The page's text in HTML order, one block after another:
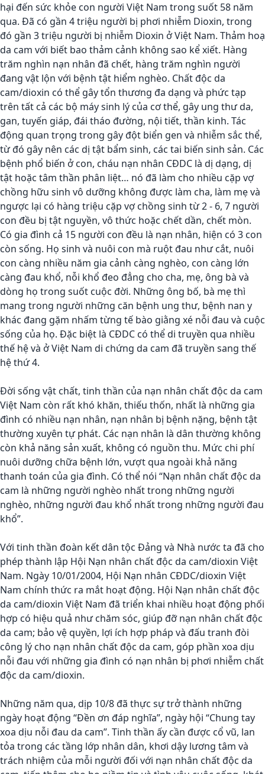
hại đến sức khỏe con người Việt Nam trong suốt 58 năm
qua. Đã có gần 4 triệu người bị phơi nhiễm Dioxin, trong
đó gần 3 triệu người bị nhiễm Dioxin ở Việt Nam. Thảm hoạ
da cam với biết bao thảm cảnh không sao kể xiết. Hàng
trăm nghìn nạn nhân đã chết, hàng trăm nghìn người
đang vật lộn với bệnh tật hiểm nghèo. Chất độc da
cam/dioxin có thể gây tổn thương đa dạng và phức tạp
trên tất cả các bộ máy sinh lý của cơ thể, gây ung thư da,
gan, tuyến giáp, đái tháo đường, nội tiết, thần kinh. Tác
động quan trọng trong gây đột biển gen và nhiễm sắc thể,
từ đó gây nên các dị tật bẩm sinh, các tai biến sinh sản. Các
bệnh phổ biến ở con, cháu nạn nhân CĐDC là dị dạng, dị
tật hoặc tâm thần phân liệt… nó đã làm cho nhiều cặp vợ
chồng hữu sinh vô dưỡng không được làm cha, làm mẹ và
ngược lại có hàng triệu cặp vợ chồng sinh từ 2 - 6, 7 người
con đều bị tật nguyền, vô thức hoặc chết dần, chết mòn.
Có gia đình cả 15 người con đều là nạn nhân, hiện có 3 con
còn sống. Họ sinh và nuôi con mà ruột đau như cắt, nuôi
con càng nhiều năm gia cảnh càng nghèo, con càng lớn
càng đau khổ, nỗi khổ đeo đẳng cho cha, mẹ, ông bà và
dòng họ trong suốt cuộc đời. Những ông bố, bà mẹ thì
mang trong người những căn bệnh ung thư, bệnh nan y
khác đang gặm nhấm từng tế bào giằng xé nỗi đau và cuộc
sống của họ. Đặc biệt là CĐDC có thể di truyền qua nhiều
thế hệ và ở Việt Nam di chứng da cam đã truyền sang thế
hệ thứ 4.
Đời sống vật chất, tinh thần của nạn nhân chất độc da cam
Việt Nam còn rất khó khăn, thiếu thốn, nhất là những gia
đình có nhiều nạn nhân, nạn nhân bị bệnh nặng, bệnh tật
thường xuyên tự phát. Các nạn nhân là dân thường không
còn khả năng sản xuất, không có nguồn thu. Mức chi phí
nuôi dưỡng chữa bệnh lớn, vượt qua ngoài khả năng
thanh toán của gia đình. Có thể nói “Nạn nhân chất độc da
cam là những người nghèo nhất trong những người
nghèo, những người đau khổ nhất trong những người đau
khổ”.
Với tinh thần đoàn kết dân tộc Đảng và Nhà nước ta đã cho
phép thành lập Hội Nạn nhân chất độc da cam/dioxin Việt
Nam. Ngày 10/01/2004, Hội Nạn nhân CĐDC/dioxin Việt
Nam chính thức ra mắt hoạt động. Hội Nạn nhân chất độc
da cam/dioxin Việt Nam đã triển khai nhiều hoạt động phối
hợp có hiệu quả như chăm sóc, giúp đỡ nạn nhân chất độc
da cam; bảo vệ quyền, lợi ích hợp pháp và đấu tranh đòi
công lý cho nạn nhân chất độc da cam, góp phần xoa dịu
nỗi đau với những gia đình có nạn nhân bị phơi nhiễm chất
độc da cam/dioxin.
Những năm qua, dịp 10/8 đã thực sự trở thành những
ngày hoạt động “Đền ơn đáp nghĩa”, ngày hội “Chung tay
xoa dịu nỗi đau da cam”. Tinh thần ấy cần được cổ vũ, lan
tỏa trong các tầng lớp nhân dân, khơi dậy lương tâm và
trách nhiệm của mỗi người đối với nạn nhân chất độc da